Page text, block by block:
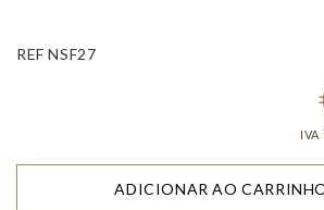
REF NSF27
ADICIONAR AO